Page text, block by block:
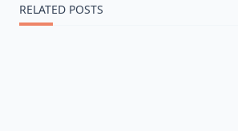
text">Page</span>
RELATED POSTS